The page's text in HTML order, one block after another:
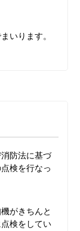
いります。
防法に基づ
検を行なっ
がきちんと
検をしてい